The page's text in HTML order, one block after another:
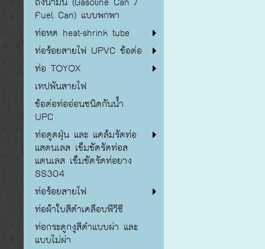
Fuel Can) แบบพกพา
ท่อหด heat-shrink tube
ท่อร้อยสายไฟ UPVC ข้อต่อ
ท่อ TOYOX
เทปพันสายไฟ
ข้อต่อท่ออ่อนชนิดกันน้ำ
UPC
ท่อดูดฝุ่น และ แคล้มรัดท่อ
แสตนเลส เข็มขัดรัดท่อส
แตนเลส เข็มขัดรัดท่อยาง
SS304
ท่อร้อยสายไฟ
ท่อผ้าใบสีดำเคลือบพีวีซี
ท่อกระดูกงูสีดำแบบผ่า และ
แบบไม่ผ่า